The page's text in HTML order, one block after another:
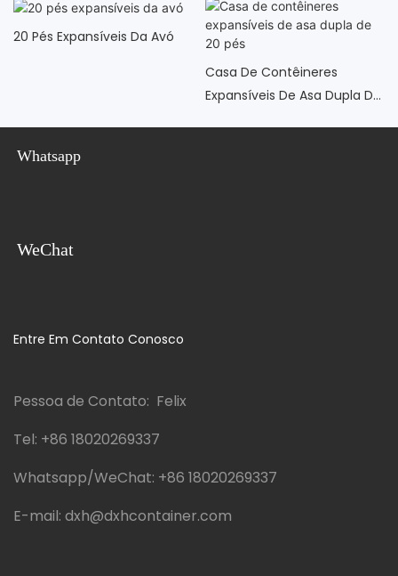
20 Pés Expansíveis Da Avó
Casa De Contêineres
Expansíveis De Asa Dupla De
Whatsapp
WeChat
Entre Em Contato Conosco
Pessoa de Contato: Felix
Tel: +86 18020269337
Whatsapp/WeChat: +86 18020269337
E-mail: dxh@dxhcontainer.com